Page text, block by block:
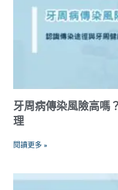
牙周病傳染風險高嗎
理
閱讀更多 »